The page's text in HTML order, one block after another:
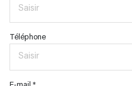
Téléphone